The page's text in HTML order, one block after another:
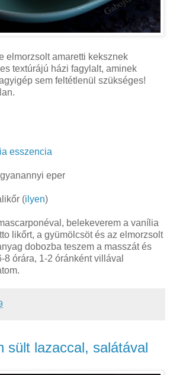
elmorzsolt amaretti keksznek
textúrájú házi fagylalt, aminek
sem feltétlenül szükséges!
esszencia
eper
(ilyen)
belekeverem a vanília
likőrt, a gyümölcsöt és az elmorzsolt
dobozba teszem a masszát és
8 órára, 1-2 óránként villával
sült lazaccal, salátával